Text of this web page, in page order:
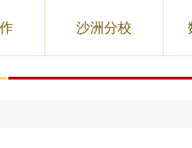
沙洲分校